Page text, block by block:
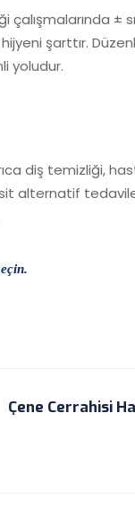
çalışmalarında ±
şarttır.
yoludur.
diş temizliği,
alternatif
Çene Cerrahisi